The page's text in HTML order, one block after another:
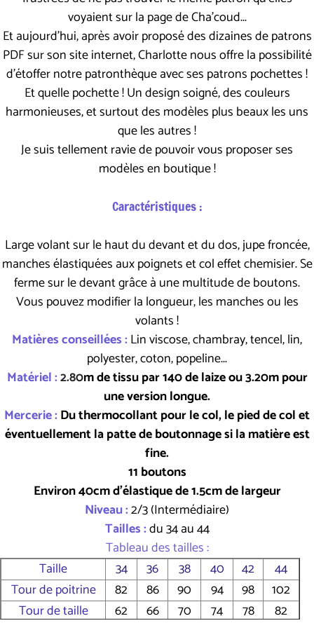
voyaient sur la page de Cha'coud...
Et aujourd'hui, après avoir proposé des dizaines de patrons
PDF sur son site internet, Charlotte nous offre la possibilité
d'étoffer notre patronthèque avec ses patrons pochettes !
Et quelle pochette ! Un design soigné, des couleurs
harmonieuses, et surtout des modèles plus beaux les uns
que les autres !
Je suis tellement ravie de pouvoir vous proposer ses
modèles en boutique !
Caractéristiques :
Large volant sur le haut du devant et du dos, jupe froncée,
manches élastiquées aux poignets et col effet chemisier. Se
ferme sur le devant grâce à une multitude de boutons.
Vous pouvez modifier la longueur, les manches ou les
volants !
Matières conseillées : Lin viscose, chambray, tencel, lin,
polyester, coton, popeline...
Matériel :2.80m de tissu par 140 de laize ou 3.20m pour
une version longue.
Mercerie : Du thermocollant pour le col, le pied de col et
éventuellement la patte de boutonnage si la matière est
fine.
11 boutons
Environ 40cm d'élastique de 1.5cm de largeur
Niveau :2/3 (Intermédiaire)
Tailles :du 34 au 44
Tableau des tailles :
Taille
34 36 38 40 42
44
Tour de poitrine
82 86 90 94 98
102
Tour de taille
62 66 70 74 78
82